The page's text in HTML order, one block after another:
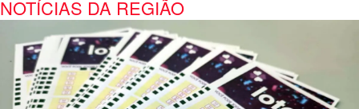
NOTÍCIAS DA REGIÃO